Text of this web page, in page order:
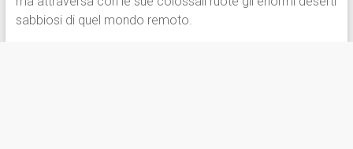
sabbiosi di quel mondo remoto.